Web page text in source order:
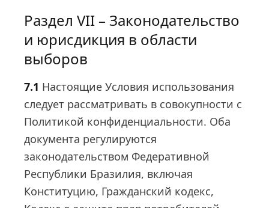
Раздел VII – Законодательство
и юрисдикция в области
выборов
7.1 Настоящие Условия использования
следует рассматривать в совокупности с
Политикой конфиденциальности. Оба
документа регулируются
законодательством Федеративной
Республики Бразилия, включая
Конституцию, Гражданский кодекс,